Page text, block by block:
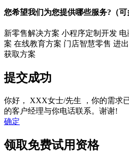
您希望我们为您提供哪些服务?（可
新零售解决方案 小程序定制开发 电
案 在线教育方案 门店智慧零售 进
获取方案
提交成功
你好， XXX女士/先生
，你的需求
的客户经理与你电话联系。谢谢!
确定
领取免费试用资格